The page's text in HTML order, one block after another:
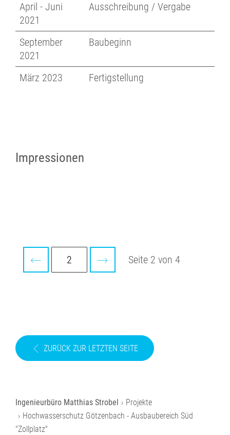
April - Juni
2021
Ausschreibung / Vergabe
September
2021
Baubeginn
März 2023 Fertigstellung
Impressionen
Seite 2 von 4
ZURÜCK ZUR LETZTEN SEITE
Projekte
Hochwasserschutz Götzenbach - Ausbaubereich Süd
"Zollplatz"